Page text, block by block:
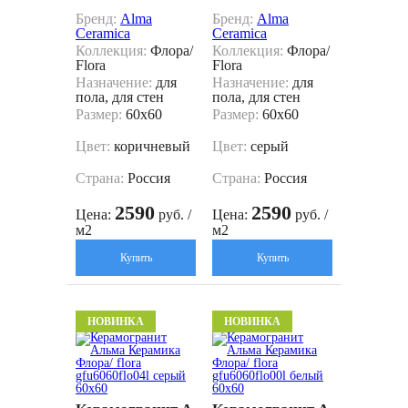
Бренд: Alma
Ceramica
Коллекция: Флора/
Flora
Назначение: для
пола, для стен
Размер: 60x60
Цвет: коричневый
Страна: Россия
Цена: 2590 руб. /
м2
Купить
Бренд: Alma
Ceramica
Коллекция: Флора/
Flora
Назначение: для
пола, для стен
Размер: 60x60
Цвет: серый
Страна: Россия
Цена: 2590 руб. /
м2
Купить
НОВИНКА НОВИНКА